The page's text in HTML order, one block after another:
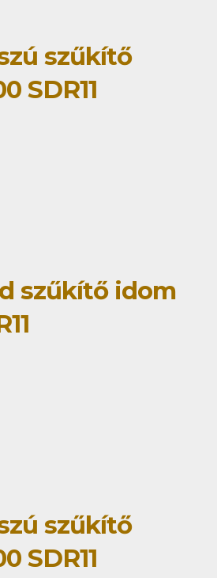
szűkítő
SDR11
szűkítő idom
szűkítő
SDR11